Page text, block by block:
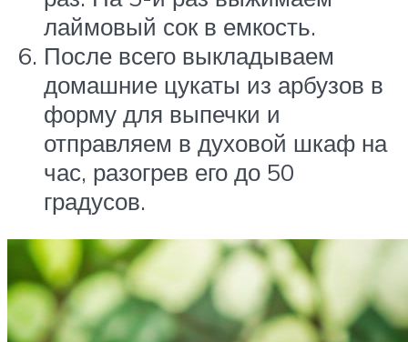
лаймовый сок в емкость.
После всего выкладываем
домашние цукаты из арбузов в
форму для выпечки и
отправляем в духовой шкаф на
час, разогрев его до 50
градусов.